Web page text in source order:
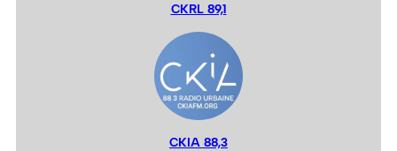
CKRL 89,1
CKIA 88,3